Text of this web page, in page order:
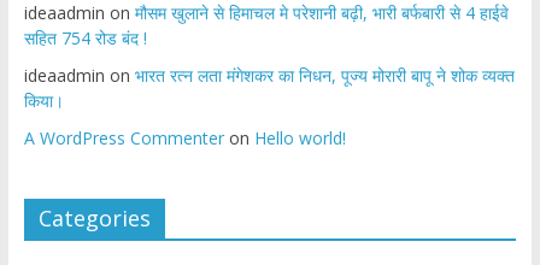
ideaadmin on मौसम खुलाने से हिमाचल मे परेशानी बढ़ी, भारी बर्फबारी से 4 हाईवे
सहित 754 रोड बंद !
ideaadmin on भारत रत्न लता मंगेशकर का निधन, पूज्य मोरारी बापू ने शोक व्यक्त
किया।
A WordPress Commenteron Hello world!
Categories